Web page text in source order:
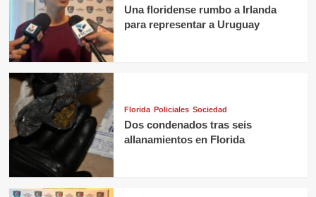
Una floridense rumbo a Irlanda
para representar a Uruguay
Florida Policiales Sociedad
Dos condenados tras seis
allanamientos en Florida